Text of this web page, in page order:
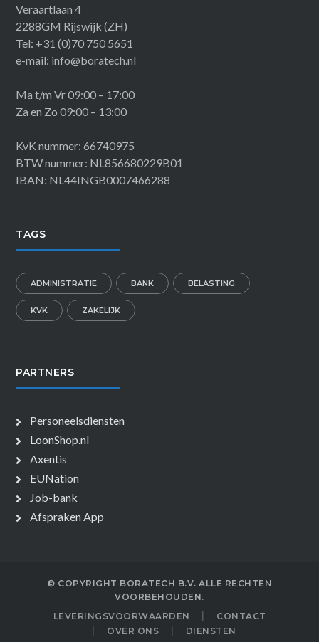
Veraartlaan 4
2288GM Rijswijk (ZH)
Tel: +31 (0)70 750 5651
e-mail: info@boratech.nl
Ma t/m Vr 09:00 – 17:00
Za en Zo 09:00 – 13:00
KvK nummer: 66740975
BTW nummer: NL856680229B01
IBAN: NL44INGB0007466288
TAGS
ADMINISTRATIE BANK BELASTING
KVK ZAKELIJK
PARTNERS
Personeelsdiensten
LoonShop.nl
Axentis
EUNation
Job-bank
Afspraken App
© COPYRIGHT BORATECH B.V. ALLE RECHTEN
VOORBEHOUDEN.
LEVERINGSVOORWAARDEN
CONTACT
OVER ONS
DIENSTEN